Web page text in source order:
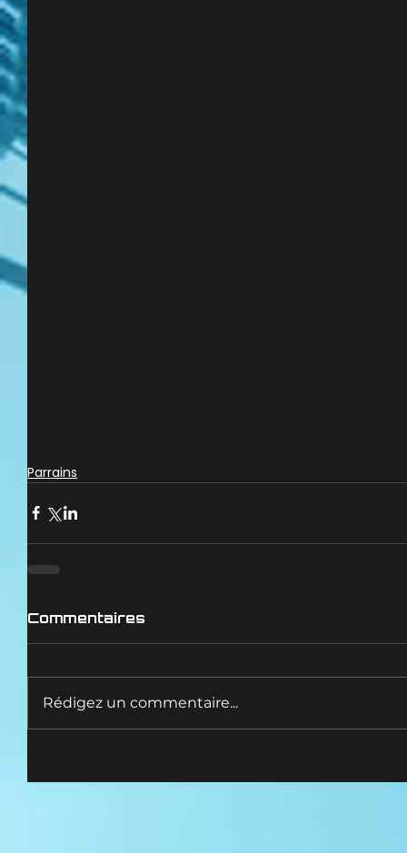
Parrains
Commentaires
Rédigez un commentaire...